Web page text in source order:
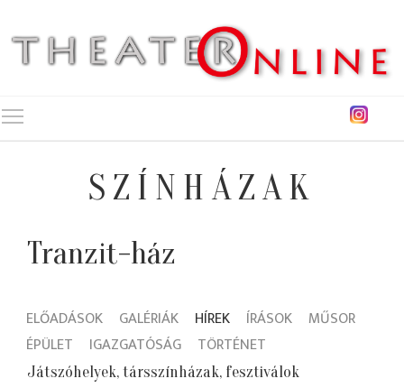
SZÍNHÁZAK
Tranzit-ház
ELŐADÁSOK GALÉRIÁK HÍREK ÍRÁSOK
MŰSOR
ÉPÜLET
IGAZGATÓSÁG TÖRTÉNET
Játszóhelyek, társszínházak, fesztiválok